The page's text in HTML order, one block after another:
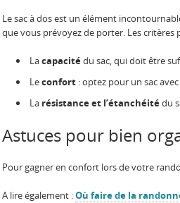
Le sac à dos est un élément
que vous prévoyez de porter. Les
Lacapacitédu sac, qui doit être
Leconfort : optez pour un sac
La résistance et l’étanchéitédu
Astuces pour bien
Pour gagner en confort lors de votre
A lire également :Où faire de la